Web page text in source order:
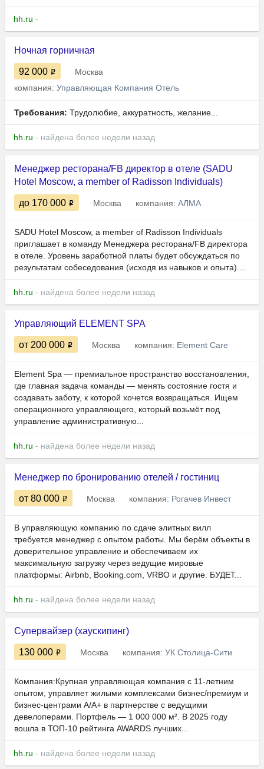
hh.ru -
Ночная горничная
92 000
Москва
компания: Управляющая Компания Отель
Требования: Трудолюбие, аккуратность, желание...
hh.ru - найдена более недели назад
Менеджер ресторана/FB директор в отеле (SADU
Hotel Moscow, a member of Radisson Individuals)
до 170 000 Москва компания: АЛМА
SADU Hotel Moscow, a member of Radisson Individuals
приглашает в команду Менеджера ресторана/FB директора
в отеле. Уровень заработной платы будет обсуждаться по
результатам собеседования (исходя из навыков и опыта)....
hh.ru - найдена более недели назад
Управляющий ELEMENT SPA
от 200 000 Москва компания: Element Care
Element Spa — премиальное пространство восстановления,
где главная задача команды — менять состояние гостя и
создавать заботу, к которой хочется возвращаться. Ищем
операционного управляющего, который возьмёт под
управление административную...
hh.ru - найдена более недели назад
Менеджер по бронированию отелей / гостиниц
от 80 000 Москва компания: Рогачев Инвест
В управляющую компанию по сдаче элитных вилл
требуется менеджер с опытом работы. Мы берём объекты в
доверительное управление и обеспечиваем их
максимальную загрузку через ведущие мировые
платформы: Airbnb, Booking.com, VRBO и другие. БУДЕТ...
hh.ru - найдена более недели назад
Супервайзер (хаускипинг)
130 000 Москва компания: УК Столица-Сити
Компания:Крупная управляющая компания с 11-летним
опытом, управляет жилыми комплексами бизнес/премиум и
бизнес-центрами А/А+ в партнерстве с ведущими
девелоперами. Портфель — 1 000 000 м². В 2025 году
вошла в ТОП-10 рейтинга AWARDS лучших...
hh.ru - найдена более недели назад